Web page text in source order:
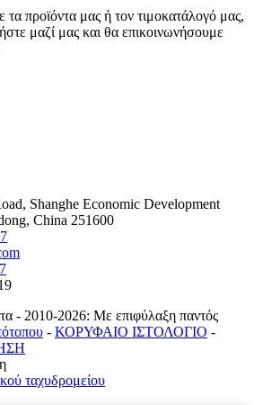
τα προϊόντα μας ή τον τιμοκατάλογό μας,
μαζί μας και θα επικοινωνήσουμε
Shanghe Economic Development
China 251600
- 2010-2026: Με επιφύλαξη παντός
- ΚΟΡΥΦΑΙΟ ΙΣΤΟΛΟΓΙΟ -
ταχυδρομείου